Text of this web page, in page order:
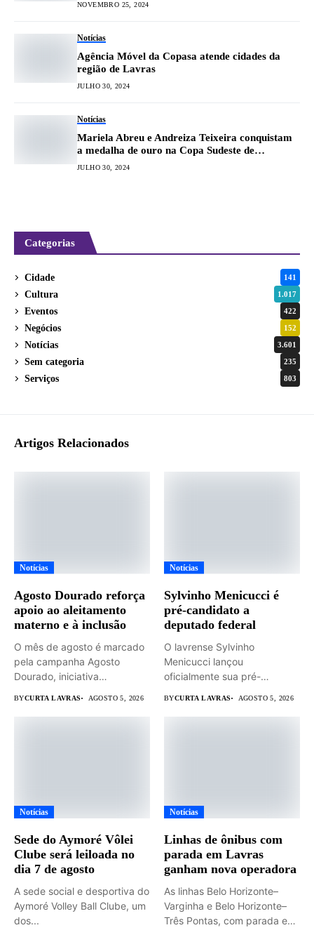
NOVEMBRO 25, 2024
Notícias
Agência Móvel da Copasa atende cidades da
região de Lavras
JULHO 30, 2024
Notícias
Mariela Abreu e Andreiza Teixeira conquistam
a medalha de ouro na Copa Sudeste de
Taekwondo
JULHO 30, 2024
Categorias
Cidade 141
Cultura 1.017
Eventos 422
Negócios 152
Notícias 3.601
Sem categoria 235
Serviços 803
Artigos Relacionados
Notícias
Agosto Dourado reforça
apoio ao aleitamento
materno e à inclusão
O mês de agosto é marcado
pela campanha Agosto
Dourado, iniciativa
BYCURTA LAVRAS AGOSTO 5, 2026
Notícias
Sylvinho Menicucci é
pré-candidato a
deputado federal
O lavrense Sylvinho
Menicucci lançou
oficialmente sua pré-
BYCURTA LAVRAS AGOSTO 5, 2026
Notícias
Sede do Aymoré Vôlei
Clube será leiloada no
dia 7 de agosto
A sede social e desportiva do
Aymoré Volley Ball Clube, um
dos...
Notícias
Linhas de ônibus com
parada em Lavras
ganham nova operadora
As linhas Belo Horizonte–
Varginha e Belo Horizonte–
Três Pontas, com parada em